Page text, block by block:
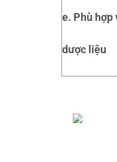
e. Phù hợp
dược liệu